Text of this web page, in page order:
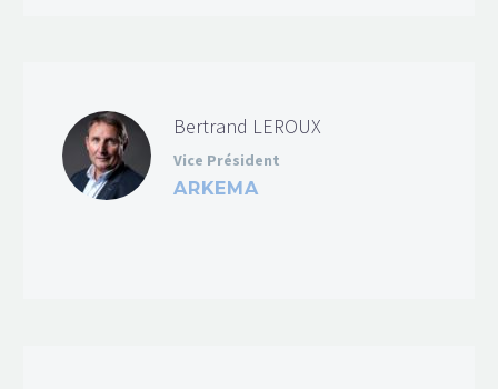
Bertrand LEROUX
Vice Président
ARKEMA